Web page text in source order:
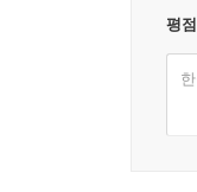
평점